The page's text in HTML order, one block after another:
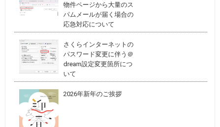
物件ページから大量のス
パムメールが届く場合の
応急対応について
さくらインターネットの
パスワード変更に伴う＠
dream設定変更箇所につ
いて
2026年新年のご挨拶